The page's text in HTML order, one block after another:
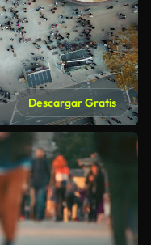
Descargar Gratis